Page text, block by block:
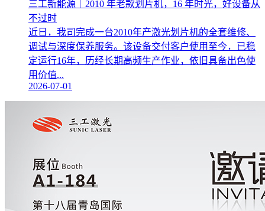
三工新能源｜2010 年老款划片机，16 年时光，好设备从
不过时
近日，我司完成一台2010年产激光划片机的全套维修、
调试与深度保养服务。该设备交付客户使用至今，已稳
定运行16年，历经长期高频生产作业，依旧具备出色使
用价值...
2026-07-01